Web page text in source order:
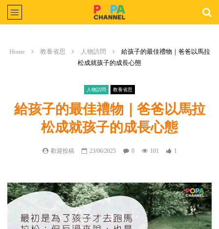
Home 教養省思 人物訪問
給孩子的最佳禮物｜爸爸以馬拉
松成就孩子的成長心態
人物訪問 教養省思
給孩子的最佳禮物｜爸爸以馬拉
松成就孩子的成長心態
歡迎投稿 23/06/2025 0 101 1